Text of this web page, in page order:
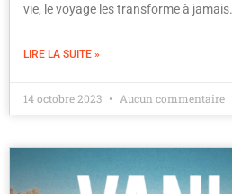
vie, le voyage les transforme à jamais.
LIRE LA SUITE »
14 octobre 2023 Aucun commentaire